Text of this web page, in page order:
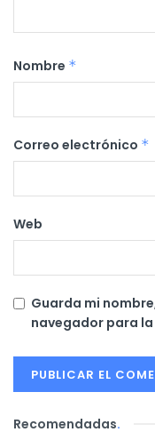
Nombre *
Correo electrónico *
Web
Guarda mi
navegador para
Recomendadas.